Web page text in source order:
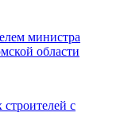
министра
области
с